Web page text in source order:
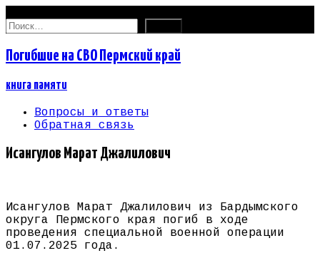
Найти:
Погибшие на СВО Пермский край
книга памяти
Вопросы и ответы
Обратная связь
Исангулов Марат Джалилович
Исангулов Марат Джалилович из Бардымского
округа Пермского края погиб в ходе
проведения специальной военной операции
01.07.2025 года.